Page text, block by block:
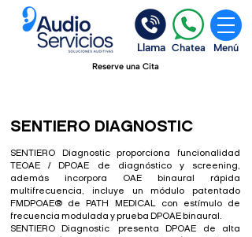
Llama Chatea Menú
Reserve una Cita
SENTIERO DIAGNOSTIC
SENTIERO Diagnostic proporciona funcionalidad
TEOAE / DPOAE de diagnóstico y screening,
además incorpora OAE binaural rápida
multifrecuencia, incluye un módulo patentado
FMDPOAE® de PATH MEDICAL con estímulo de
frecuencia modulada y prueba DPOAE binaural.
SENTIERO Diagnostic presenta DPOAE de alta